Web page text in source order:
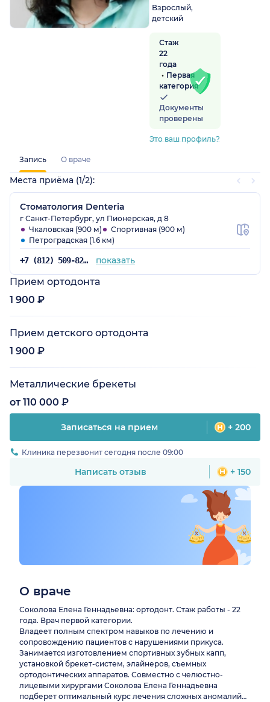
Взрослый,
детский
Стаж
22
года
Первая
категория
Документы
проверены
Это ваш профиль?
Запись О враче
Места приёма (1/2):
Стоматология Denteria
г Санкт-Петербург, ул Пионерская, д 8
Чкаловская (900 м)
Спортивная (900 м)
Петроградская (1.6 км)
+7 (812) 509-82-03 показать
Прием ортодонта
1 900 ₽
Прием детского ортодонта
1 900 ₽
Металлические брекеты
от 110 000 ₽
Записаться на прием + 200
Клиника перезвонит сегодня после 09:00
Написать отзыв + 150
О враче
Соколова Елена Геннадьевна: ортодонт. Стаж работы - 22
года. Врач первой категории.
Владеет полным спектром навыков по лечению и
сопровождению пациентов с нарушениями прикуса.
Занимается изготовлением спортивных зубных капп,
установкой брекет-систем, элайнеров, съемных
ортодонтических аппаратов. Совместно с челюстно-
лицевыми хирургами Соколова Елена Геннадьевна
подберет оптимальный курс лечения сложных аномалий